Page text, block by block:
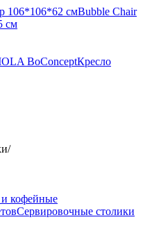
106*106*62 смBubble Chair
см
BoConceptКресло
/
кофейные
Сервировочные столики